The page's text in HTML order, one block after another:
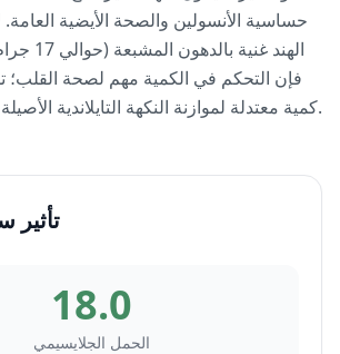
حساسية الأنسولين والصحة الأيضية
فإن التحكم في الكمية مهم لصحة القلب؛
كمية معتدلة لموازنة النكهة التايلاندية الأصيلة مع الأهداف الغذائية.
تأثير
18.0
الحمل الجلايسيمي